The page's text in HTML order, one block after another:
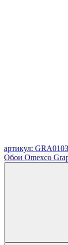
артикул: GRA0103
Обои Omexco